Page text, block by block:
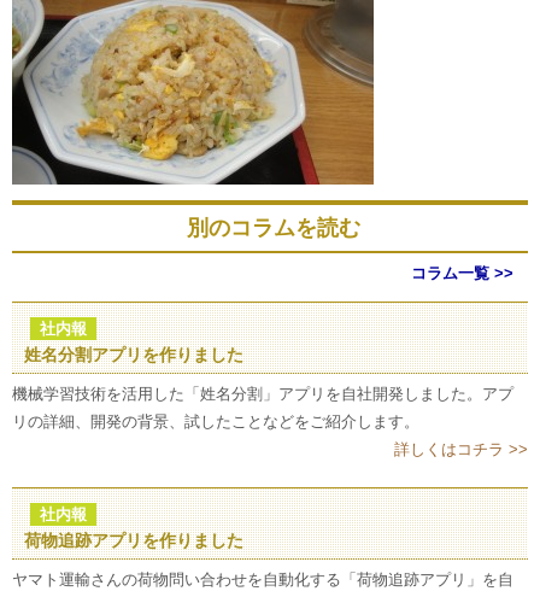
別のコラムを読む
コラム一覧 >>
社内報
姓名分割アプリを作りました
機械学習技術を活用した「姓名分割」アプリを自社開発しました。アプ
リの詳細、開発の背景、試したことなどをご紹介します。
詳しくはコチラ >>
社内報
荷物追跡アプリを作りました
ヤマト運輸さんの荷物問い合わせを自動化する「荷物追跡アプリ」を自